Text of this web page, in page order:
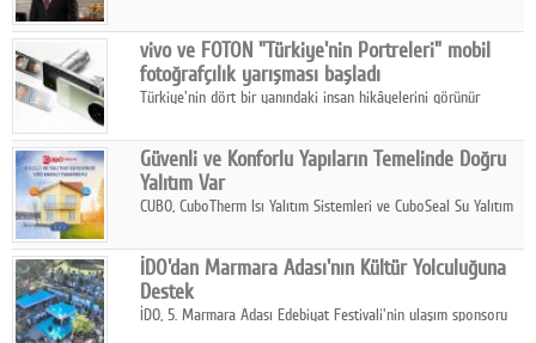
Çelik FAVÖK Marjını %16,1'e yükseltti.
vivo ve FOTON "Türkiye'nin Portreleri" mobil
fotoğrafçılık yarışması başladı
Türkiye'nin dört bir yanındaki insan hikâyelerini görünür
insanını, kültürünü ve yaşamını portre fotoğraflarıyla
anlatmaya davet ediyor.
Güvenli ve Konforlu Yapıların Temelinde Doğru
Yalıtım Var
CUBO, CuboTherm Isı Yalıtım Sistemleri ve CuboSeal Su Yalıtım
ve sürdürülebilir çözümler sunuyor.
İDO'dan Marmara Adası'nın Kültür Yolculuğuna
Destek
İDO, 5. Marmara Adası Edebiyat Festivali'nin ulaşım sponsoru